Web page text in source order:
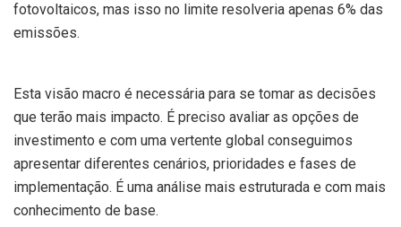
fotovoltaicos, mas isso no limite resolveria apenas 6% das
emissões.
Esta visão macro é necessária para se tomar as decisões
que terão mais impacto. É preciso avaliar as opções de
investimento e com uma vertente global conseguimos
apresentar diferentes cenários, prioridades e fases de
implementação. É uma análise mais estruturada e com mais
conhecimento de base.